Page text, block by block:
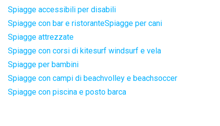
Spiagge accessibili per disabili
Spiagge con bar e ristoranteSpiagge per cani
Spiagge attrezzate
Spiagge con corsi di kitesurf windsurf e vela
Spiagge per bambini
Spiagge con campi di beachvolley e beachsoccer
Spiagge con piscina e posto barca